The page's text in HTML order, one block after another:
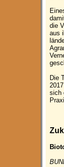
die
aus
Die
sich